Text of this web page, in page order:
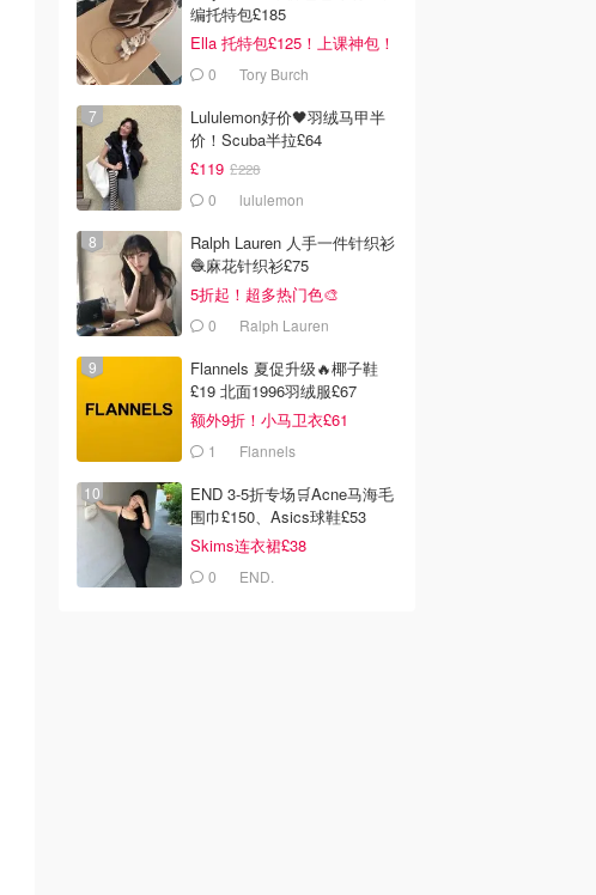
编托特包£185
Ella 托特包£125！上课神包！
0 Tory Burch
Lululemon好价🖤羽绒马甲半
价！Scuba半拉£64
£119 £228
0 lululemon
Ralph Lauren 人手一件针织衫
🧶麻花针织衫£75
5折起！超多热门色🎨
0 Ralph Lauren
Flannels 夏促升级🔥椰子鞋
£19 北面1996羽绒服£67
额外9折！小马卫衣£61
1 Flannels
END 3-5折专场🛒Acne马海毛
围巾£150、Asics球鞋£53
Skims连衣裙£38
0 END.